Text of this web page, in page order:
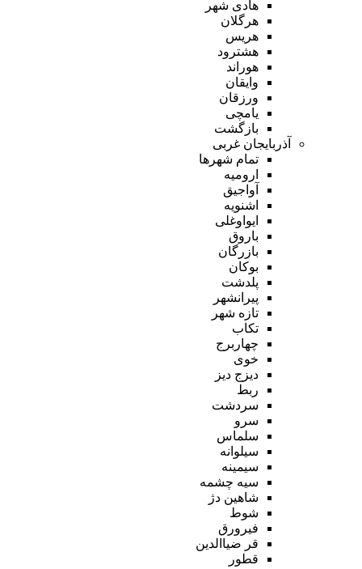
هادی شهر
هرگلان
هریس
هشترود
هوراند
وایقان
ورزقان
یامچی
بازگشت
آذربایجان غربی
تمام شهر‌ها
ارومیه
آواجیق
اشنویه
ایواوغلی
باروق
بازرگان
بوکان
پلدشت
پیرانشهر
تازه شهر
تکاب
چهاربرج
خوی
دیزج دیز
ربط
سردشت
سرو
سلماس
سیلوانه
سیمینه
سیه چشمه
شاهین دژ
شوط
فیرورق
قر ضیاالدین
قطور